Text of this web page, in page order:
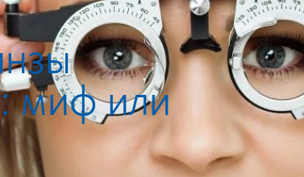
миф или